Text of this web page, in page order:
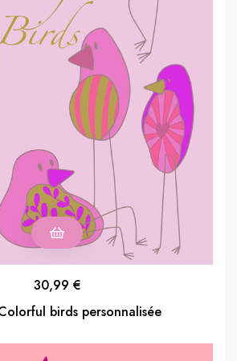
birds personnalisée
30,99 €